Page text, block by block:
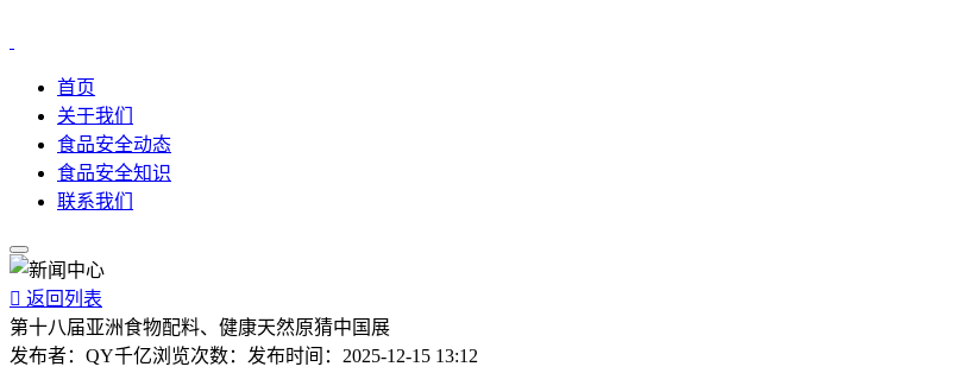
首页
关于我们
食品安全动态
食品安全知识
联系我们
 返回列表
第十八届亚洲食物配料、健康天然原猜中国展
发布者： QY千亿浏览次数： 发布时间： 2025-12-15 13:12